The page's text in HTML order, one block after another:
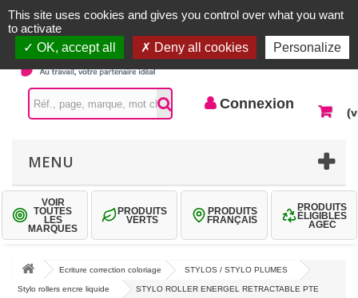
Contactez-nous
Connexion
MENU
VOIR
TOUTES
LES
MARQUES
PRODUITS
VERTS
PRODUITS
FRANÇAIS
PRODUITS
ÉLIGIBLES
AGEC
Ecriture correction coloriage STYLOS / STYLO PLUMES
Stylo rollers encre liquide STYLO ROLLER ENERGEL RETRACTABLE PTE
This site uses cookies and gives you control over what you want
to activate
OK, accept all
Deny all cookies Personalize